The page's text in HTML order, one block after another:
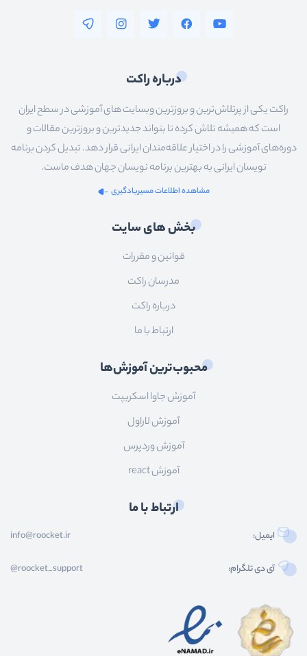
درباره راکت
راکت یکی از پرتلاش‌ترین و بروزترین وبسایت های آموزشی در سطح ایران
است که همیشه تلاش کرده تا بتواند جدیدترین و بروزترین مقالات و
دوره‌های آموزشی را در اختیار علاقه‌مندان ایرانی قرار دهد. تبدیل کردن برنامه
نویسان ایرانی به بهترین برنامه نویسان جهان هدف ماست.
مشاهده اطلاعات مسیریادگیری
بخش های سایت
قوانین و مقررات
مدرسان راکت
درباره راکت
ارتباط با ما
محبوب‌ترین آموزش‌ها
آموزش جاوا اسکریپت
آموزش لاراول
آموزش وردپرس
آموزش react
ارتباط با ما
ایمیل: info@roocket.ir
آی دی تلگرام: @roocket_support